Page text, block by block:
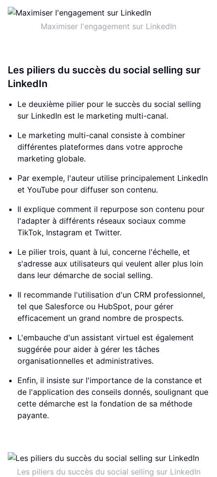
Maximiser l'engagement sur LinkedIn
Les piliers du succès du social selling sur
LinkedIn
Le deuxième pilier pour le succès du social selling
sur LinkedIn est le marketing multi-canal.
Le marketing multi-canal consiste à combiner
différentes plateformes dans votre approche
marketing globale.
Par exemple, l'auteur utilise principalement LinkedIn
et YouTube pour diffuser son contenu.
Il explique comment il repurpose son contenu pour
l'adapter à différents réseaux sociaux comme
TikTok, Instagram et Twitter.
Le pilier trois, quant à lui, concerne l'échelle, et
s'adresse aux utilisateurs qui veulent aller plus loin
dans leur démarche de social selling.
Il recommande l'utilisation d'un CRM professionnel,
tel que Salesforce ou HubSpot, pour gérer
efficacement un grand nombre de prospects.
L'embauche d'un assistant virtuel est également
suggérée pour aider à gérer les tâches
organisationnelles et administratives.
Enfin, il insiste sur l'importance de la constance et
de l'application des conseils donnés, soulignant que
cette démarche est la fondation de sa méthode
payante.
Les piliers du succès du social selling sur LinkedIn